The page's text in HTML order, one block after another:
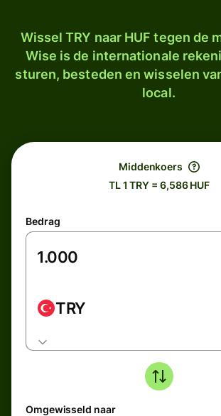
Wissel TRY naar HUF tegen de
Wise is de internationale
sturen, besteden en wisselen
local.
Middenkoers
TL 1 TRY = 6,586 HUF
Bedrag
TRY
Omgewisseld naar